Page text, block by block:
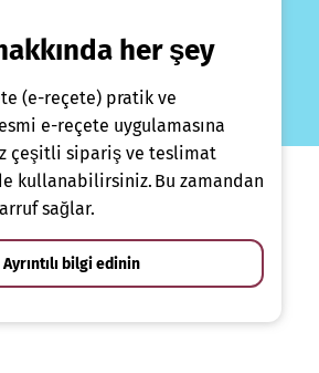
her şey
(e-reçete) pratik ve
e-reçete uygulamasına
çeşitli sipariş ve teslimat
kullanabilirsiniz. Bu zamandan
sağlar.
Ayrıntılı bilgi edinin